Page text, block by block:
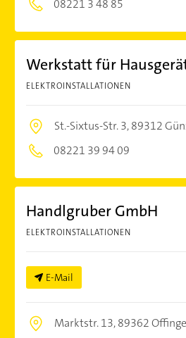
08221 3 48 85
Werkstatt für
ELEKTROINSTALLATIONEN
St.-Sixtus-Str. 3,89312
08221 39 94 09
Handlgruber GmbH
ELEKTROINSTALLATIONEN
E-Mail
Marktstr. 13,89362